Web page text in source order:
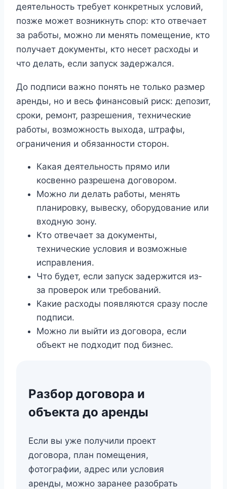
деятельность требует конкретных условий,
позже может возникнуть спор: кто отвечает
за работы, можно ли менять помещение, кто
получает документы, кто несет расходы и
что делать, если запуск задержался.
До подписи важно понять не только размер
аренды, но и весь финансовый риск: депозит,
сроки, ремонт, разрешения, технические
работы, возможность выхода, штрафы,
ограничения и обязанности сторон.
Какая деятельность прямо или
косвенно разрешена договором.
Можно ли делать работы, менять
планировку, вывеску, оборудование или
входную зону.
Кто отвечает за документы,
технические условия и возможные
исправления.
Что будет, если запуск задержится из-
за проверок или требований.
Какие расходы появляются сразу после
подписи.
Можно ли выйти из договора, если
объект не подходит под бизнес.
Разбор договора и
объекта до аренды
Если вы уже получили проект
договора, план помещения,
фотографии, адрес или условия
аренды, можно заранее разобрать